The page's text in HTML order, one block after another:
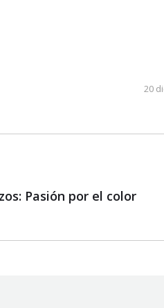
20
Pasión por el color